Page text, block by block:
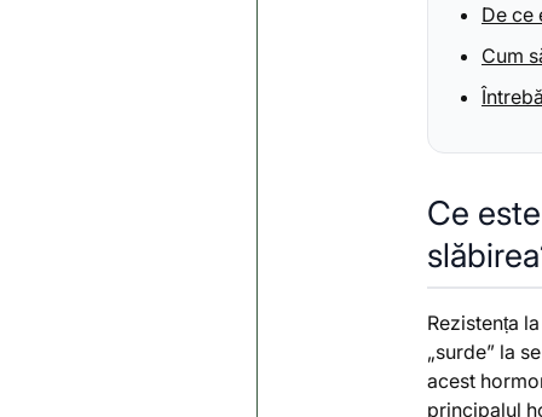
De ce
Cum
Ce
Rezistența
„surde” la
acest
principalul